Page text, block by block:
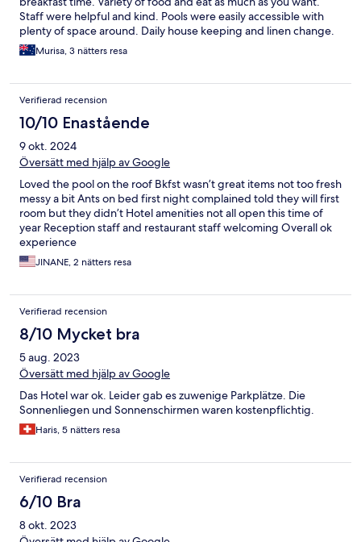
Staff were helpful and kind. Pools were easily accessible with
plenty of space around. Daily house keeping and linen change.
Murisa, 3 nätters resa
Verifierad recension
10/10 Enastående
9 okt. 2024
Översätt med hjälp av Google
Loved the pool on the roof Bkfst wasn’t great items not too fresh
messy a bit Ants on bed first night complained told they will first
room but they didn’t Hotel amenities not all open this time of
year Reception staff and restaurant staff welcoming Overall ok
experience
JINANE, 2 nätters resa
Verifierad recension
8/10 Mycket bra
5 aug. 2023
Översätt med hjälp av Google
Das Hotel war ok. Leider gab es zuwenige Parkplätze. Die
Sonnenliegen und Sonnenschirmen waren kostenpflichtig.
Haris, 5 nätters resa
Verifierad recension
6/10 Bra
8 okt. 2023